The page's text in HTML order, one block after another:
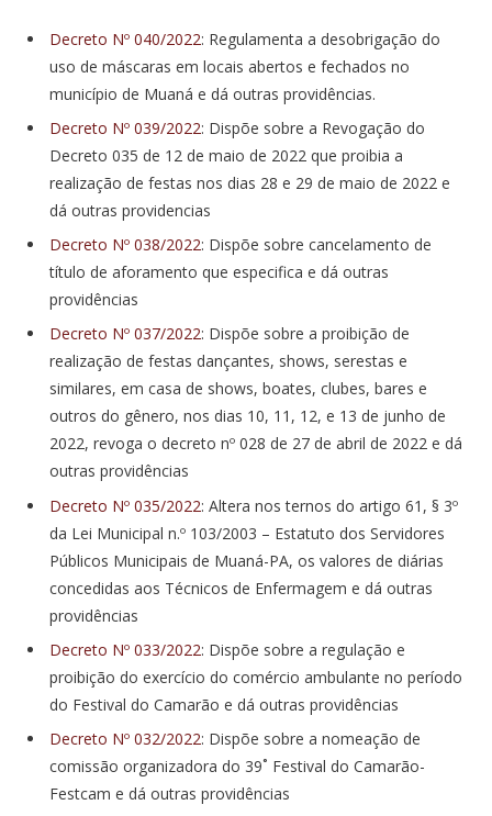
Decreto Nº 040/2022: Regulamenta a desobrigação do
uso de máscaras em locais abertos e fechados no
município de Muaná e dá outras providências.
Decreto Nº 039/2022: Dispõe sobre a Revogação do
Decreto 035 de 12 de maio de 2022 que proibia a
realização de festas nos dias 28 e 29 de maio de 2022 e
dá outras providencias
Decreto Nº 038/2022: Dispõe sobre cancelamento de
título de aforamento que especifica e dá outras
providências
Decreto Nº 037/2022: Dispõe sobre a proibição de
realização de festas dançantes, shows, serestas e
similares, em casa de shows, boates, clubes, bares e
outros do gênero, nos dias 10, 11, 12, e 13 de junho de
2022, revoga o decreto nº 028 de 27 de abril de 2022 e dá
outras providências
Decreto Nº 035/2022: Altera nos ternos do artigo 61, § 3º
da Lei Municipal n.º 103/2003 – Estatuto dos Servidores
Públicos Municipais de Muaná-PA, os valores de diárias
concedidas aos Técnicos de Enfermagem e dá outras
providências
Decreto Nº 033/2022: Dispõe sobre a regulação e
proibição do exercício do comércio ambulante no período
do Festival do Camarão e dá outras providências
Decreto Nº 032/2022: Dispõe sobre a nomeação de
comissão organizadora do 39˚ Festival do Camarão-
Festcam e dá outras providências